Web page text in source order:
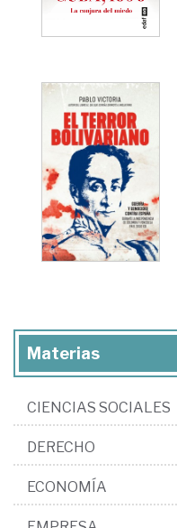
Materias
CIENCIAS SOCIALES
DERECHO
ECONOMÍA